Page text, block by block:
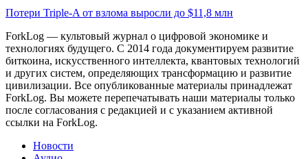
Потери Triple-A от взлома выросли до $11,8 млн
ForkLog — культовый журнал о цифровой экономике и
технологиях будущего. С 2014 года документируем развитие
биткоина, искусственного интеллекта, квантовых технологий
и других систем, определяющих трансформацию и развитие
цивилизации. Все опубликованные материалы принадлежат
ForkLog. Вы можете перепечатывать наши материалы только
после согласования с редакцией и с указанием активной
ссылки на ForkLog.
Новости